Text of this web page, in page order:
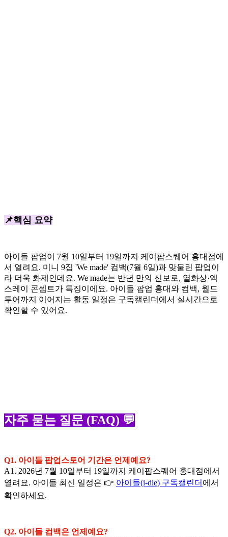
📌핵심 요약
아이들 팝업이 7월 10일부터 19일까지 케이팝스퀘어 홍대점에
서 열려요. 미니 9집 'We made' 컴백(7월 6일)과 맞물린 팝업이
라 더욱 화제인데요. We made는 반년 만의 신보로, 열화상·엑
스레이 콘셉트가 특징이에요. 아이들 팝업 홍대와 컴백, 월드
투어까지 이어지는 활동 일정은 구독캘린더에서 실시간으로
확인할 수 있어요.
자주 묻는 질문 (FAQ) 💬
Q1. 아이들 팝업스토어 기간은 언제예요?
A1. 2026년 7월 10일부터 19일까지 케이팝스퀘어 홍대점에서
열려요. 아이들 최신 일정은 👉 아이들(i-dle) 구독캘린더 에서
확인하세요.
Q2. 아이들 컴백은 언제예요?